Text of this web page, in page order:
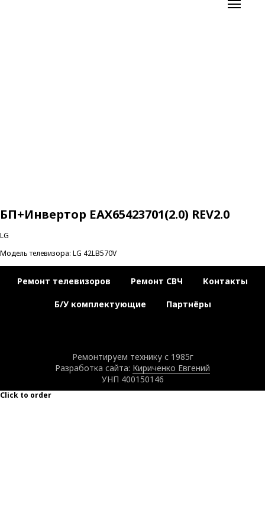
БП+Инвертор ЕАХ65423701(2.0) REV2.0
LG
Модель телевизора: LG 42LB570V
Ремонт телевизоров Ремонт СВЧ Контакты
Б/У комплектующие Партнёры
Ремонтируем технику с 1985г
Разработка сайта: Кириченко Евгений
УНП 400150146
Click to order